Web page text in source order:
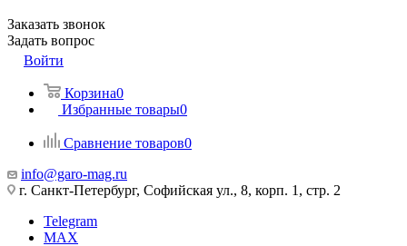
Заказать звонок
Задать вопрос
Войти
Корзина0
Избранные товары0
Сравнение товаров0
info@garo-mag.ru
г. Санкт-Петербург, Софийская ул., 8, корп. 1, стр. 2
Telegram
MAX